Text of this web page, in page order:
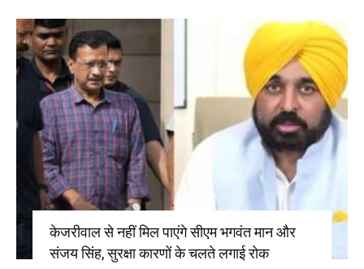
केजरीवाल से नहीं मिल पाएंगे सीएम भगवंत मान और
संजय सिंह, सुरक्षा कारणों के चलते लगाई रोक